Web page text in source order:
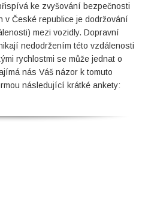
ke zvyšování bezpečnosti
v České republice je dodržování
mezi vozidly. Dopravní
nedodržením této vzdálenosti
rychlostmi se může jednat o
nás Váš názor k tomuto
následující krátké ankety: